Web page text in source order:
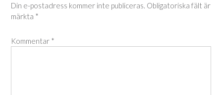
Din e-postadress kommer inte publiceras. Obligatoriska fält är
märkta *
Kommentar *